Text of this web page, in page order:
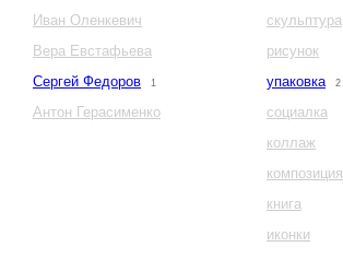
Иван Оленкевич
Вера Евстафьева
Сергей Федоров
1
Антон Герасименко
скульптура
рисунок
упаковка
2
социалка
коллаж
композиция
книга
иконки